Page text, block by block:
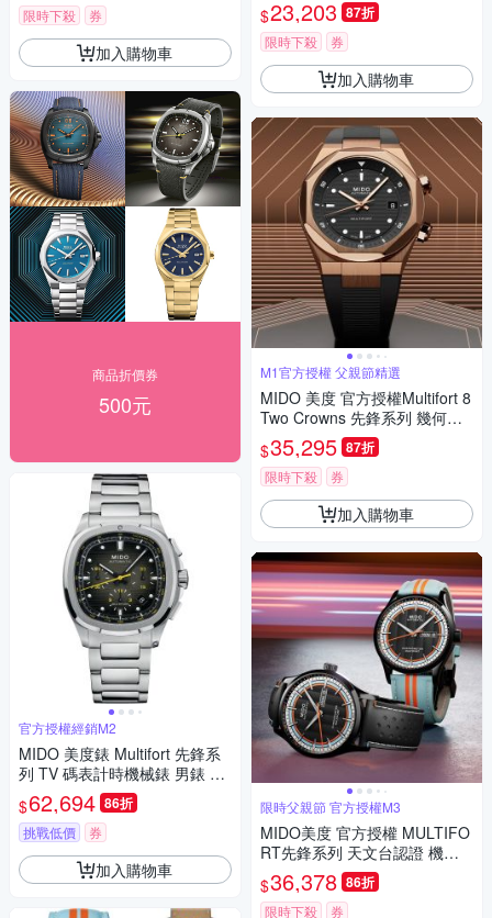
限時下殺 券
加入購物車
商品折價券
500元
官方授權經銷M2
MIDO 美度錶 Multifort 先鋒系
列 TV 碼表計時機械錶 男錶 手
錶-41mm M0495271108100
$62,694 86折
挑戰低價 券
加入購物車
寵爸時刻 送禮推薦-黑 M05550
71705100
$23,203 87折
限時下殺 券
加入購物車
M1官方授權 父親節精選
MIDO 美度 官方授權Multifort 8
Two Crowns 先鋒系列 幾何八
角機械錶 寵爸時刻 送禮推薦-
黑x玫瑰金 M0475073705100
$35,295 87折
限時下殺 券
加入購物車
限時父親節 官方授權M3
MIDO美度 官方授權 MULTIFO
RT先鋒系列 天文台認證 機械
腕錶 父親節 禮物 推薦 42mm/
M0384313605100
$36,378 86折
限時下殺 券